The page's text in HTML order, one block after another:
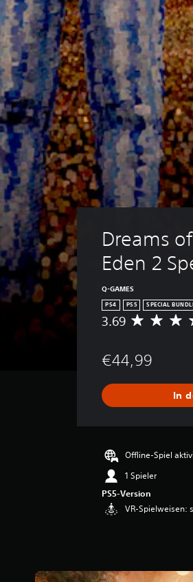
Dreams
Eden 2
Q-GAMES
PS4 PS5 SPECIAL
D
c
s
c
n
t
i
h
w
3.69
€44,99
In
Offline-Spiel
1 Spieler
PS5-Version
VR-Spielweisen: